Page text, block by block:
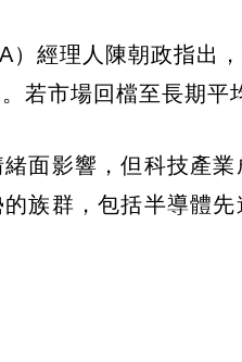
）經理人陳朝政指出
若市場回檔至長期平
面影響，但科技產
族群，包括半導體